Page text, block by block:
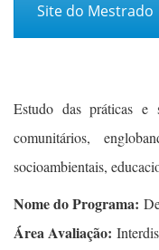
Site do Mestrado
Estudo das práticas e
comunitários,
socioambientais,
Nome do Programa:
Área Avaliação: